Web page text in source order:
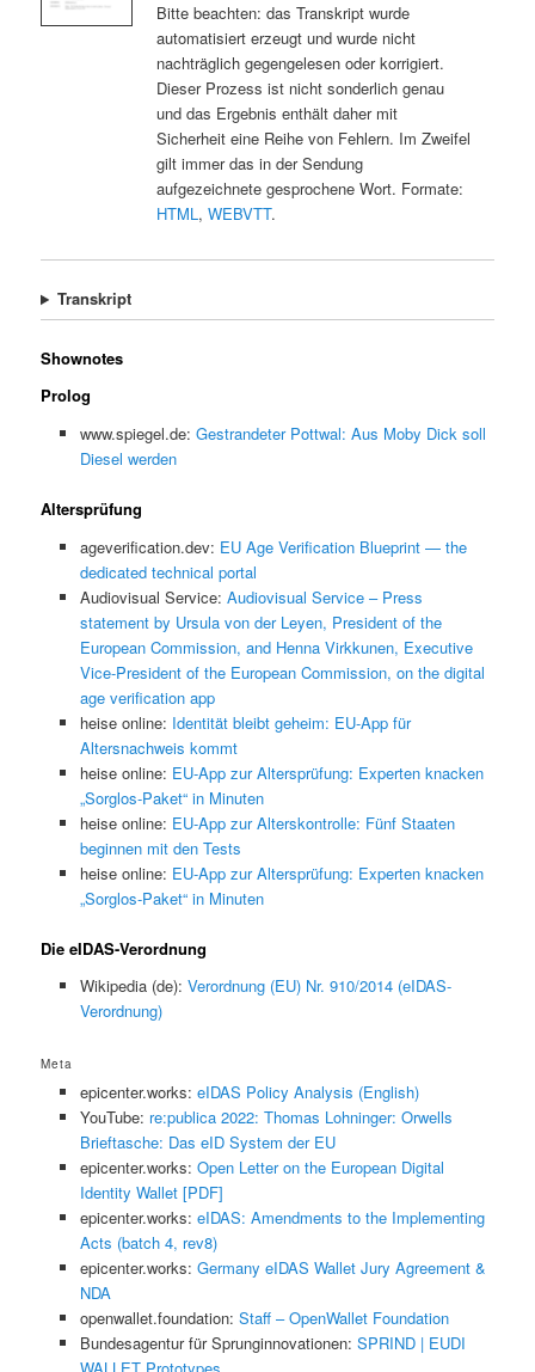
Bitte beachten: das Transkript wurde
automatisiert erzeugt und wurde nicht
nachträglich gegengelesen oder korrigiert.
Dieser Prozess ist nicht sonderlich genau
und das Ergebnis enthält daher mit
Sicherheit eine Reihe von Fehlern. Im Zweifel
gilt immer das in der Sendung
aufgezeichnete gesprochene Wort. Formate:
HTML, WEBVTT.
Transkript
Shownotes
Prolog
www.spiegel.de: Gestrandeter Pottwal: Aus Moby Dick soll
Diesel werden
Altersprüfung
ageverification.dev: EU Age Verification Blueprint — the
dedicated technical portal
Audiovisual Service: Audiovisual Service – Press
statement by Ursula von der Leyen, President of the
European Commission, and Henna Virkkunen, Executive
Vice-President of the European Commission, on the digital
age verification app
heise online: Identität bleibt geheim: EU-App für
Altersnachweis kommt
heise online: EU-App zur Altersprüfung: Experten knacken
„Sorglos-Paket“ in Minuten
heise online: EU-App zur Alterskontrolle: Fünf Staaten
beginnen mit den Tests
heise online: EU-App zur Altersprüfung: Experten knacken
„Sorglos-Paket“ in Minuten
Die eIDAS-Verordnung
Wikipedia (de): Verordnung (EU) Nr. 910/2014 (eIDAS-
Verordnung)
Meta
epicenter.works: eIDAS Policy Analysis (English)
YouTube: re:publica 2022: Thomas Lohninger: Orwells
Brieftasche: Das eID System der EU
epicenter.works: Open Letter on the European Digital
Identity Wallet [PDF]
epicenter.works: eIDAS: Amendments to the Implementing
Acts (batch 4, rev8)
epicenter.works: Germany eIDAS Wallet Jury Agreement &
NDA
openwallet.foundation: Staff – OpenWallet Foundation
Bundesagentur für Sprunginnovationen: SPRIND | EUDI